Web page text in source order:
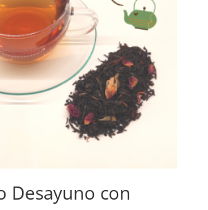
Desayuno con